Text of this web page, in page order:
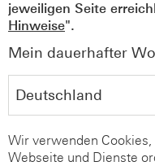
jeweiligen Seite
Hinweise".
Mein dauerhafter
Wir verwenden
Webseite und Dienste